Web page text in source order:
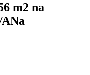
m2 na